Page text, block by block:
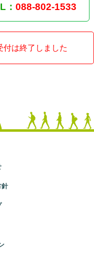
： 088-802-1533
付は終了しました
針